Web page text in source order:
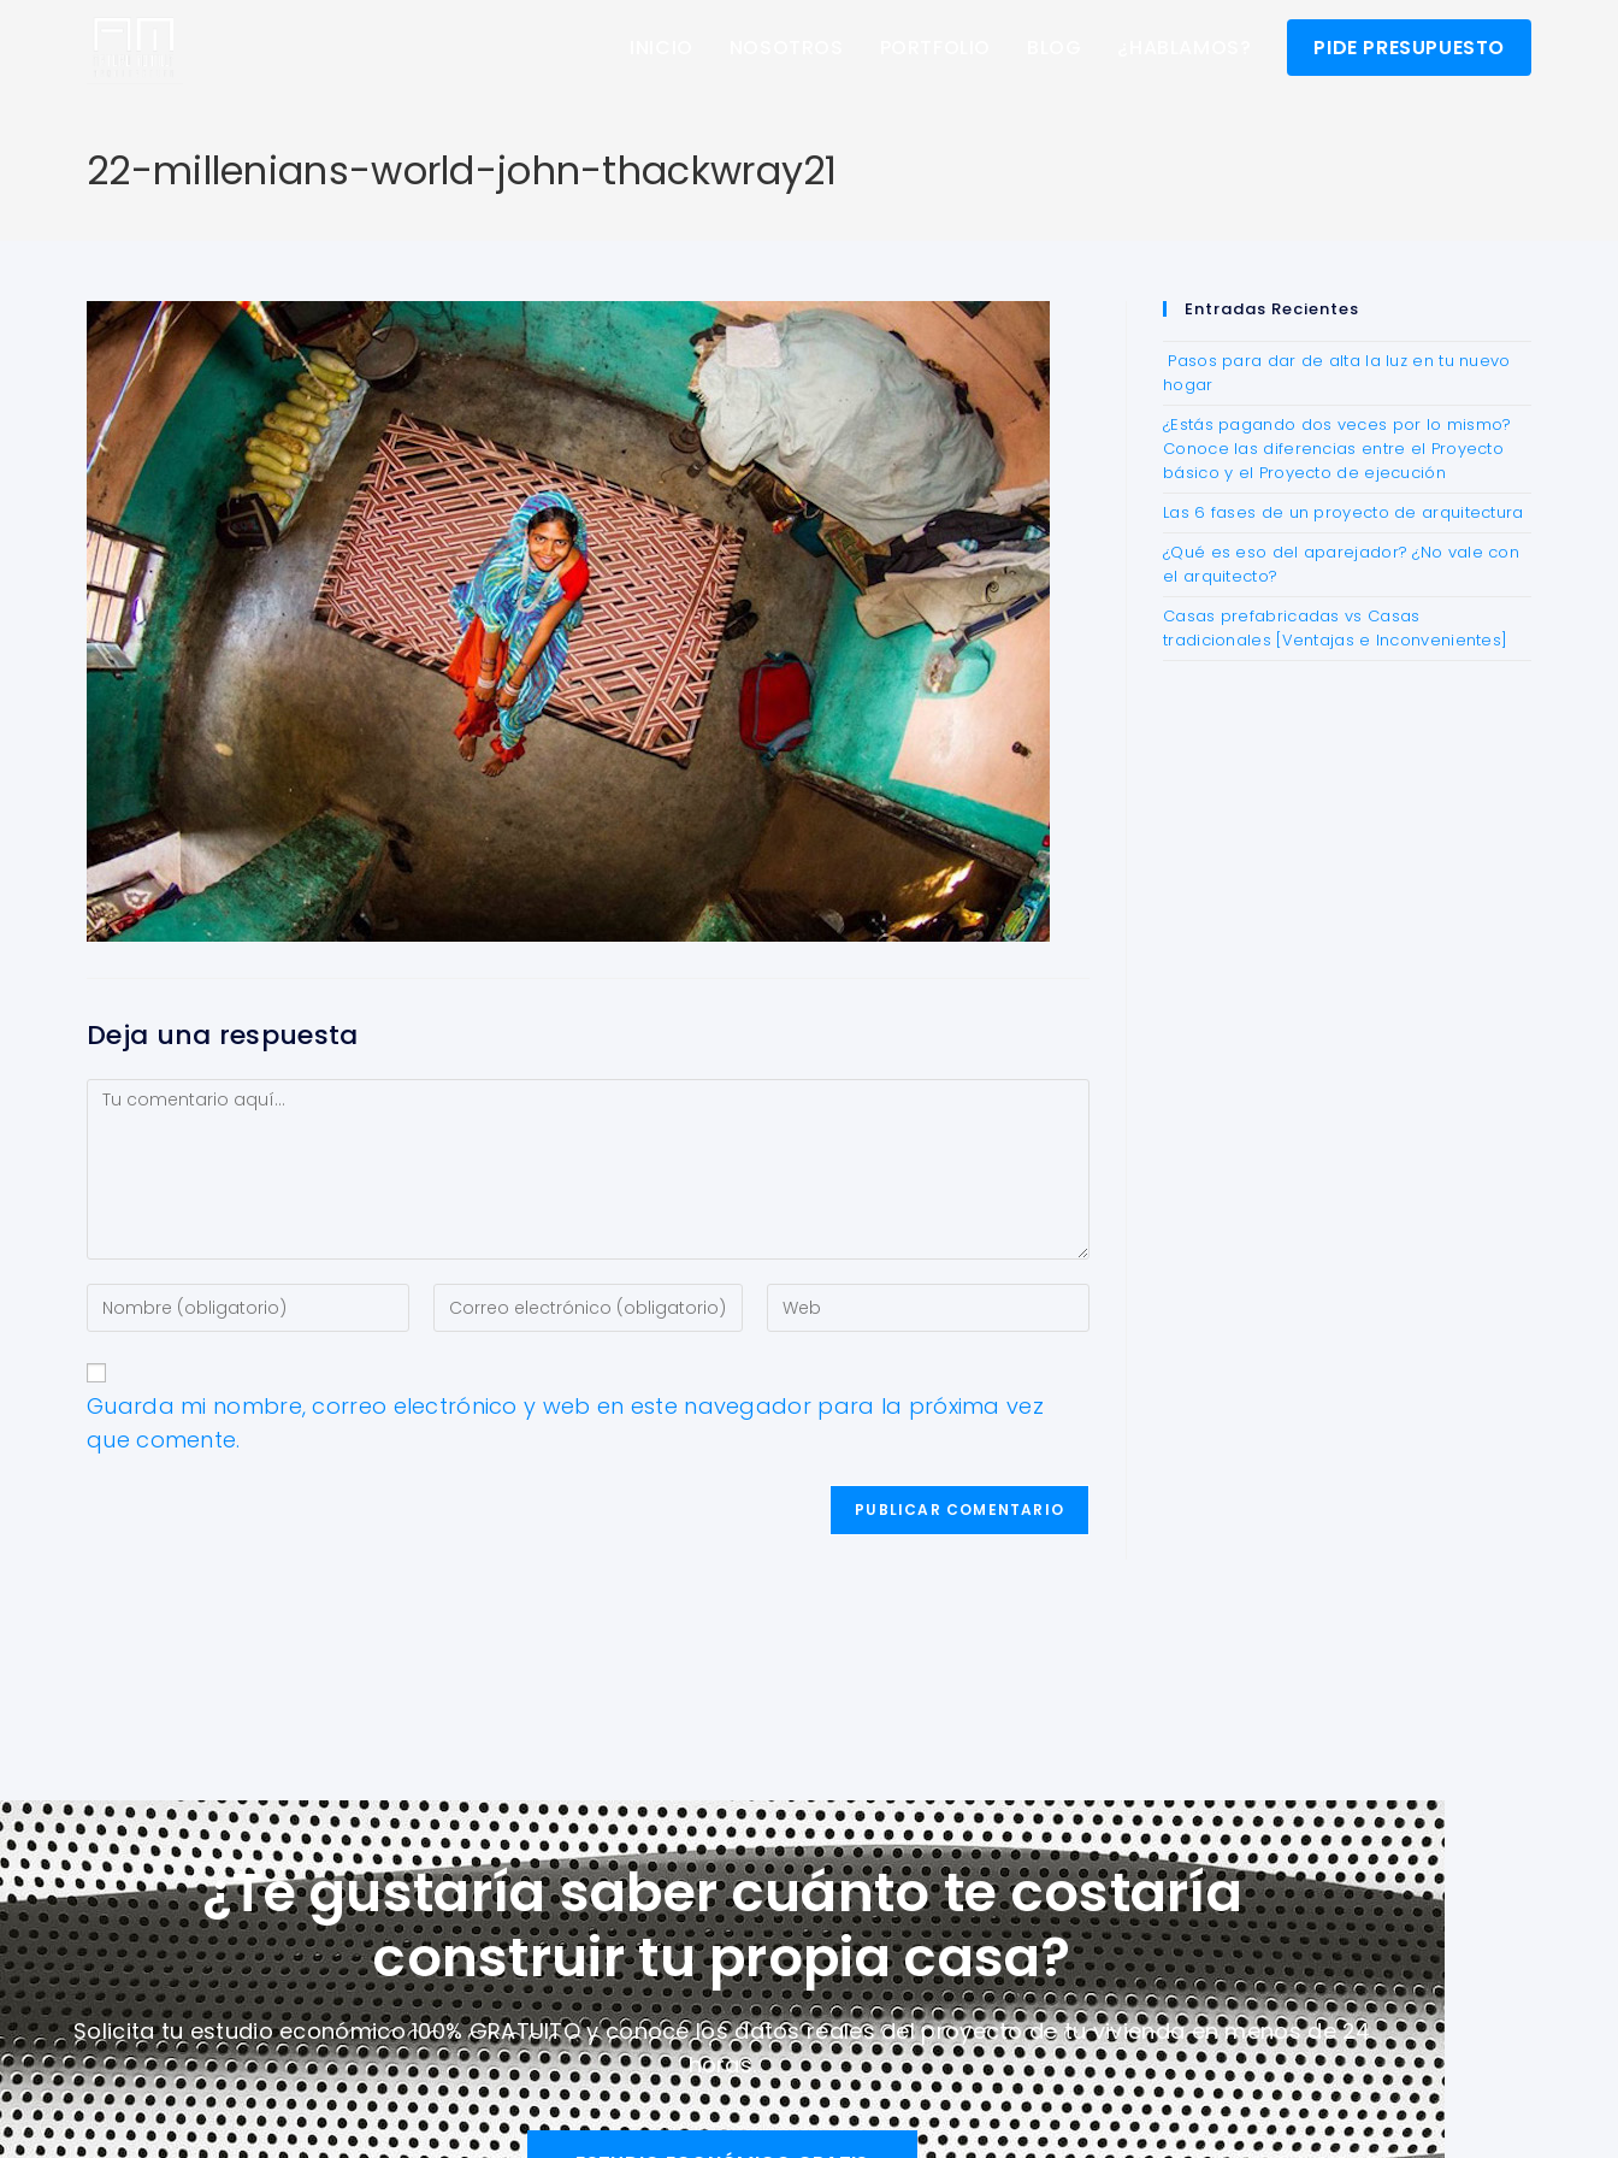
PIDE PRESUPUESTO
22-millenians-world-john-thackwray21
Deja una respuesta
Guarda mi nombre, correo electrónico y web en este navegador para la próxima vez
que comente.
Entradas Recientes
Pasos para dar de alta la luz en tu nuevo
hogar
¿Estás pagando dos veces por lo mismo?
Conoce las diferencias entre el Proyecto
básico y el Proyecto de ejecución
Las 6 fases de un proyecto de arquitectura
¿Qué es eso del aparejador? ¿No vale con
el arquitecto?
Casas prefabricadas vs Casas
tradicionales [Ventajas e Inconvenientes]
¿Te gustaría saber cuánto te costaría
construir tu propia casa?
Solicita tu estudio económico 100% GRATUITO y conoce los datos reales del proyectode tu vivienda en menos de 24
horas.